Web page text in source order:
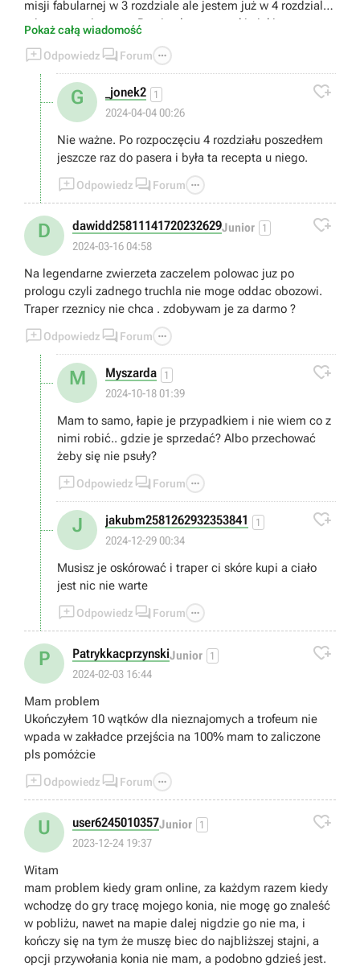
misji fabularnej w 3 rozdziale ale jestem już w 4 rozdziale i
tej recepty nie mam. Przejrzałem wszystkie jakie mam w
ekwipunku i tej jednej akurat nie mam. U pasera też jej nie
ma do kupienia.
Pokaż całą wiadomość
Odpowiedz  Forum 
G _jonek2 1
2024-04-04 00:26

Nie ważne. Po rozpoczęciu 4 rozdziału poszedłem
jeszcze raz do pasera i była ta recepta u niego.
Odpowiedz  Forum 
D dawidd25811141720232629Junior 1
2024-03-16 04:58

Na legendarne zwierzeta zaczelem polowac juz po
prologu czyli zadnego truchla nie moge oddac obozowi.
Traper rzeznicy nie chca . zdobywam je za darmo ?
Odpowiedz  Forum 
M Myszarda 1
2024-10-18 01:39

Mam to samo, łapie je przypadkiem i nie wiem co z
nimi robić.. gdzie je sprzedać? Albo przechować
żeby się nie psuły?
Odpowiedz  Forum 
J jakubm2581262932353841 1
2024-12-29 00:34

Musisz je oskórować i traper ci skóre kupi a ciało
jest nic nie warte
Odpowiedz  Forum 
P PatrykkacprzynskiJunior 1
2024-02-03 16:44

Mam problem
Ukończyłem 10 wątków dla nieznajomych a trofeum nie
wpada w zakładce przejścia na 100% mam to zaliczone
pls pomóżcie
Odpowiedz  Forum 
U user6245010357Junior 1
2023-12-24 19:37

Witam
mam problem kiedy gram online, za każdym razem kiedy
wchodzę do gry tracę mojego konia, nie mogę go znaleść
w pobliżu, nawet na mapie dalej nigdzie go nie ma, i
kończy się na tym że muszę biec do najbliższej stajni, a
opcji przywołania konia nie mam, a podobno gdzieś jest.